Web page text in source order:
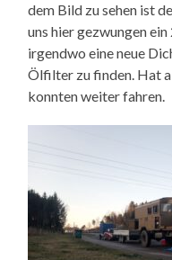
dem Bild zu sehen ist
uns hier gezwungen
irgendwo eine neue
Ölfilter zu finden. Hat
konnten weiter fahren.